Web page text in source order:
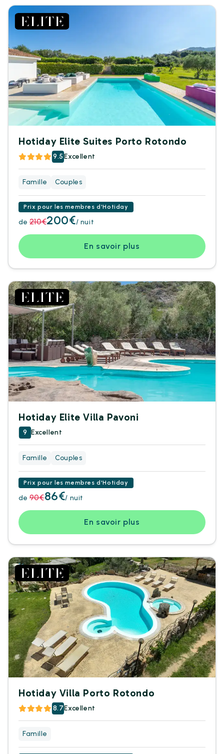
Hotiday Elite Suites Porto Rotondo
9.5 Excellent
Famille Couples
Prix pour les membres d'Hotiday
de 210€200€/ nuit
En savoir plus
Hotiday Elite Villa Pavoni
9 Excellent
Famille Couples
Prix pour les membres d'Hotiday
de 90€86€/ nuit
En savoir plus
Hotiday Villa Porto Rotondo
8.7Excellent
Famille